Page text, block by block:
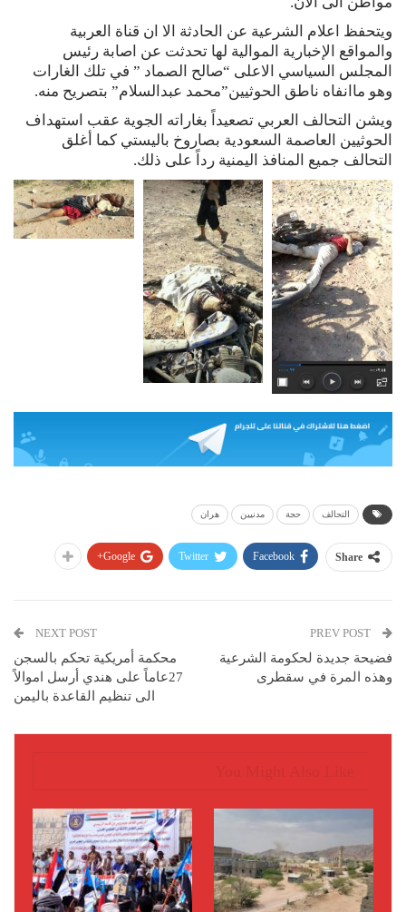
ويتحفظ اعلام الشرعية عن الحادثة الا ان قناة العربية
والمواقع الإخبارية الموالية لها تحدثت عن اصابة رئيس
المجلس السياسي الاعلى “صالح الصماد ” في تلك الغارات
وهو ماانفاه ناطق الحوثيين”محمد عبدالسلام” بتصريح منه.
ويشن التحالف العربي تصعيداً بغاراته الجوية عقب استهداف
الحوثيين العاصمة السعودية بصاروخ باليستي كما أغلق
التحالف جميع المنافذ اليمنية رداً على ذلك.
التحالف حجة مدنيين هران
Share
Facebook
Twitter
Google+
فضيحة جديدة لحكومة الشرعية
وهذه المرة في سقطرى
NEXT POST
محكمة أمريكية تحكم بالسجن
27عاماً على هندي أرسل اموالاً
الى تنظيم القاعدة باليمن